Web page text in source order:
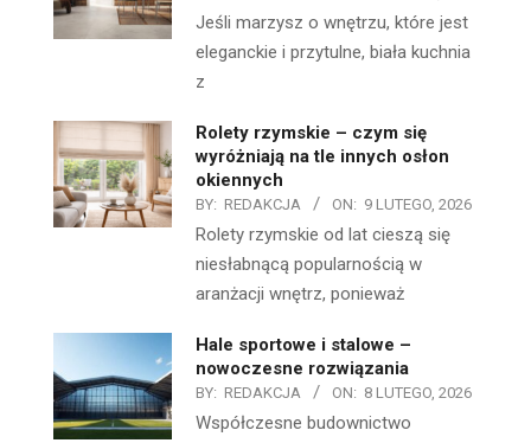
Jeśli marzysz o wnętrzu, które jest
eleganckie i przytulne, biała kuchnia
z
Rolety rzymskie – czym się
wyróżniają na tle innych osłon
okiennych
BY: REDAKCJA ON: 9 LUTEGO, 2026
Rolety rzymskie od lat cieszą się
niesłabnącą popularnością w
aranżacji wnętrz, ponieważ
Hale sportowe i stalowe –
nowoczesne rozwiązania
BY: REDAKCJA ON: 8 LUTEGO, 2026
Współczesne budownictwo